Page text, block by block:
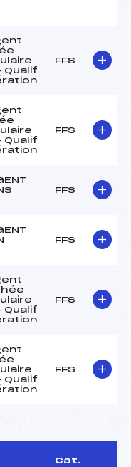
Qualif
FFS
Qualif
FFS
FFS
FFS
Qualif
FFS
Qualif
FFS
Cat.